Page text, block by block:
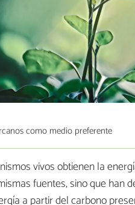
como medio preferente
vivos obtienen la
fuentes, sino que han
a partir del carbono